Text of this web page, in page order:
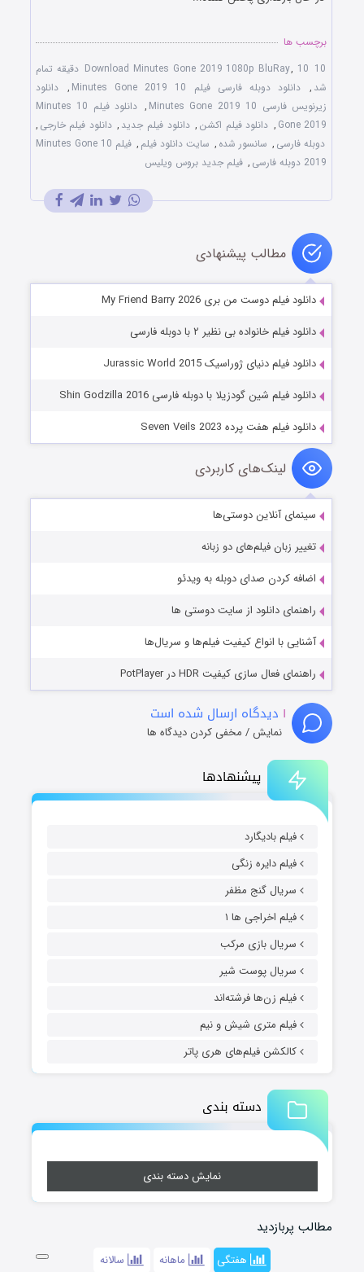
پیشنهادها
فیلم بادیگارد
فیلم دایره زنگی
سریال گنج مظفر
فیلم اخراجی ها ۱
سریال بازی مرکب
سریال پوست شیر
فیلم زن‌ها فرشته‌اند
فیلم متری شیش و نیم
کالکشن فیلم‌های هری پاتر
دسته بندی
نمایش دسته بندی
مطالب پربازدید
هفتگی ماهانه سالانه
برچسب ها
10 Download Minutes Gone 2019 1080p BluRay
,
10 دقیقه تمام
شد , دانلود دوبله فارسی فیلم 10 Minutes Gone 2019 ,
دانلود
زیرنویس فارسی 10 Minutes Gone 2019
,
دانلود فیلم 10 Minutes
Gone 2019
, دانلود فیلم اکشن , دانلود فیلم جدید , دانلود فیلم خارجی ,
دوبله فارسی , سانسور شده , سایت دانلود فیلم ,
فیلم 10 Minutes Gone
2019 دوبله فارسی
, فیلم جدید بروس ویلیس
مطالب پیشنهادی
دانلود فیلم دوست من بری My Friend Barry 2026
دانلود فیلم خانواده بی نظیر ۲ با دوبله فارسی
دانلود فیلم دنیای ژوراسیک Jurassic World 2015
دانلود فیلم شین گودزیلا با دوبله فارسی Shin Godzilla 2016
دانلود فیلم هفت پرده Seven Veils 2023
لینک‌های کاربردی
سینمای آنلاین دوستی‌ها
تغییر زبان فیلم‌های دو زبانه
اضافه کردن صدای دوبله به ویدئو
راهنمای دانلود از سایت دوستی ها
آشنایی با انواع کیفیت فیلم‌ها و سریال‌ها
راهنمای فعال سازی کیفیت HDR در PotPlayer
۱ دیدگاه ارسال شده است
نمایش / مخفی کردن دیدگاه ها